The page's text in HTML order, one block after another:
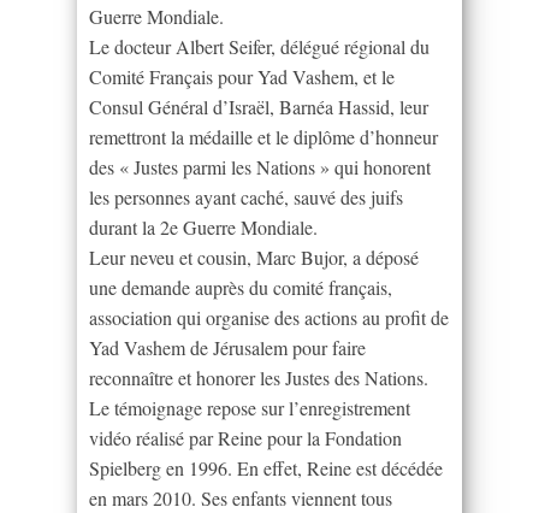
Guerre Mondiale.
Le docteur Albert Seifer, délégué régional du
Comité Français pour Yad Vashem, et le
Consul Général d’Israël, Barnéa Hassid, leur
remettront la médaille et le diplôme d’honneur
des « Justes parmi les Nations » qui honorent
les personnes ayant caché, sauvé des juifs
durant la 2e Guerre Mondiale.
Leur neveu et cousin, Marc Bujor, a déposé
une demande auprès du comité français,
association qui organise des actions au profit de
Yad Vashem de Jérusalem pour faire
reconnaître et honorer les Justes des Nations.
Le témoignage repose sur l’enregistrement
vidéo réalisé par Reine pour la Fondation
Spielberg en 1996. En effet, Reine est décédée
en mars 2010. Ses enfants viennent tous